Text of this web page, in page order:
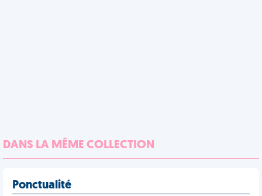
DANS LA MÊME COLLECTION
Ponctualité